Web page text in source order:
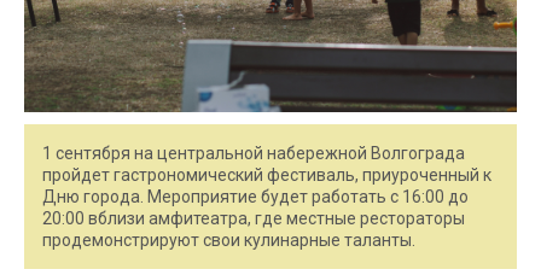
1 сентября на центральной набережной Волгограда
пройдет гастрономический фестиваль, приуроченный к
Дню города. Мероприятие будет работать с 16:00 до
20:00 вблизи амфитеатра, где местные рестораторы
продемонстрируют свои кулинарные таланты.